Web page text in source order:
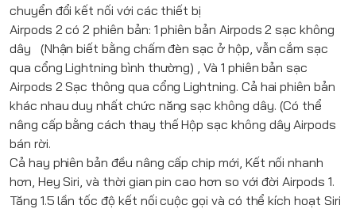
chuyển đổi kết nối với các thiết bị
Airpods 2có 2 phiên bản: 1 phiên bản Airpods 2 sạc không
dây
(Nhận biết bằng chấm đèn sạc ở hộp, vẫn cắm sạc
qua cổng Lightning bình thường) , Và 1 phiên bản sạc
Airpods 2 Sạc thông qua cổng Lightning. Cả hai phiên bản
khác nhau duy nhất chức năng sạc không dây. (Có thể
nâng cấp bằng cách thay thếHộp sạc không dây Airpods
bán rời.
Cả hay phiên bản đều nâng cấp chip mới, Kết nối nhanh
hơn, Hey Siri, và thời gian pin cao hơn so với đờiAirpods 1.
Tăng 1.5 lần tốc độ kết nối cuộc gọi và có thể kích hoạt Siri